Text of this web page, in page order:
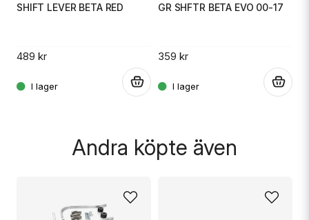
Ja, ni får publicera min fråga
Skicka fråga
SHIFT LEVER BETA RED
489 kr
GR SHFTR BETA EVO 00-17
359 kr
Andra köpte även